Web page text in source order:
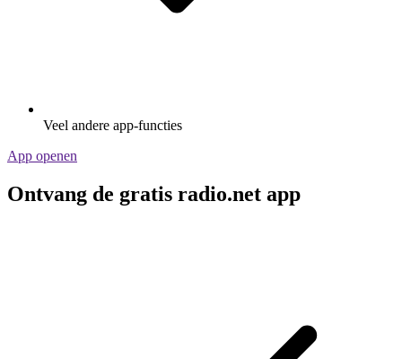
Veel andere app-functies
App openen
Ontvang de gratis radio.net app